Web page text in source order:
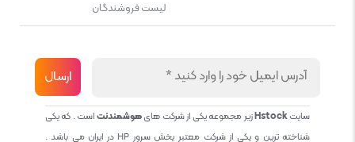
لیست فروشندگان
سایتHstockزیر مجموعه یکی از شرکت هایهوشمندنتاست . که یکی
شناخته ترین و یکی از شرکت معتبر پخش سرور HP در ایران می باشد .